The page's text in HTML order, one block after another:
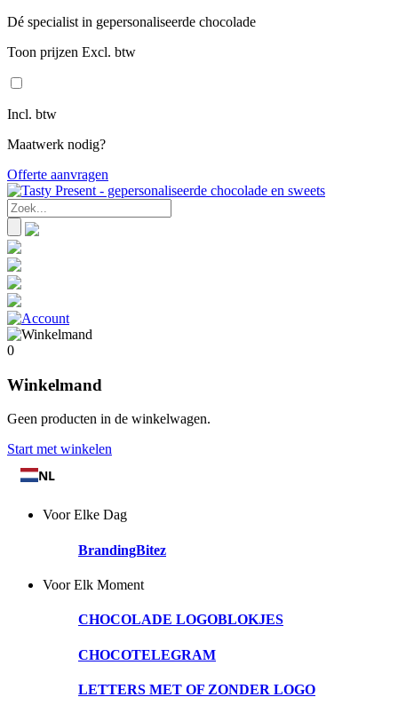
Dé specialist in gepersonaliseerde chocolade
Toon prijzen Excl. btw
Incl. btw
Maatwerk nodig?
Offerte aanvragen
0
Winkelmand
Geen producten in de winkelwagen.
Start met winkelen
NL
Voor Elke Dag
BrandingBitez
Voor Elk Moment
CHOCOLADE LOGOBLOKJES
CHOCOTELEGRAM
LETTERS MET OF ZONDER LOGO